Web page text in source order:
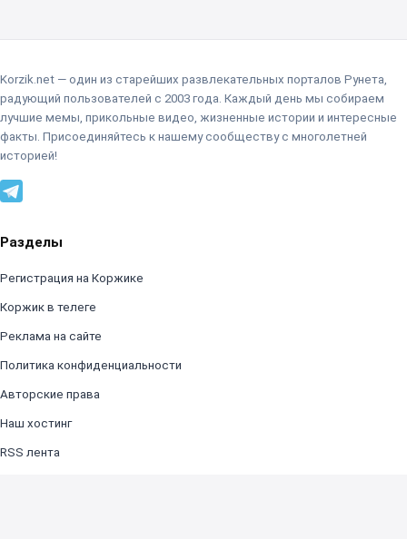
Korzik.net — один из старейших развлекательных порталов Рунета,
радующий пользователей с 2003 года. Каждый день мы собираем
лучшие мемы, прикольные видео, жизненные истории и интересные
факты. Присоединяйтесь к нашему сообществу с многолетней
историей!
Разделы
Регистрация на Коржике
Коржик в телеге
Реклама на сайте
Политика конфиденциальности
Авторские права
Наш хостинг
RSS лента